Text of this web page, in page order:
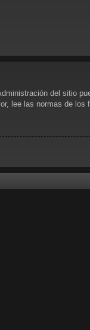
del sitio
lee las normas de los